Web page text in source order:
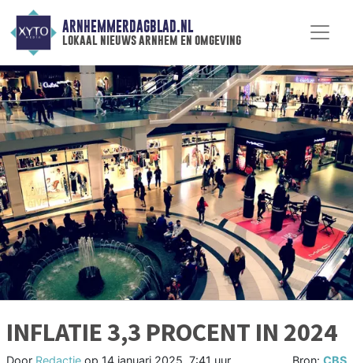
ARNHEMMERDAGBLAD.NL
lokaal nieuws arnhem en omgeving
INFLATIE 3,3 PROCENT IN 2024
Door Redactie op 14 januari 2025, 7:41 uur Bron: CBS